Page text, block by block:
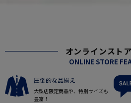
オンラインスト
ONLINE STORE
圧倒的な品揃え
大型店限定商品や、特別サイズも
豊富！